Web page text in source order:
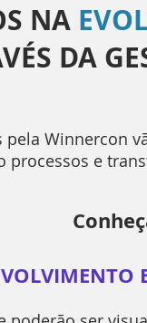
NA
DA
Winnercon
processos e